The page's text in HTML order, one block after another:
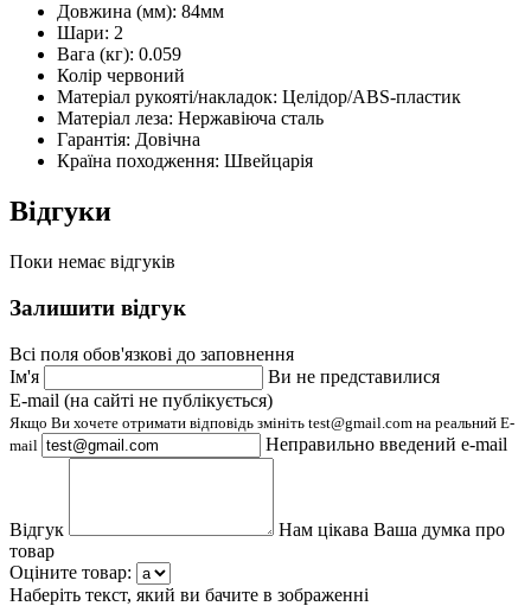
Довжина (мм): 84мм
Шари: 2
Вага (кг): 0.059
Колір червоний
Матеріал рукояті/накладок: Целідор/ABS-пластик
Матеріал леза: Нержавіюча сталь
Гарантія: Довічна
Країна походження: Швейцарія
Відгуки
Поки немає відгуків
Залишити відгук
Всі поля обов'язкові до заповнення
Ім'я
Ви не представилися
E-mail (на сайті не публікується)
Якщо Ви хочете отримати відповідь змініть test@gmail.com на реальний E-
mail
Неправильно введений e-mail
Відгук
Нам цікава Ваша думка про
товар
Оціните товар:
Наберіть текст, який ви бачите в зображенні